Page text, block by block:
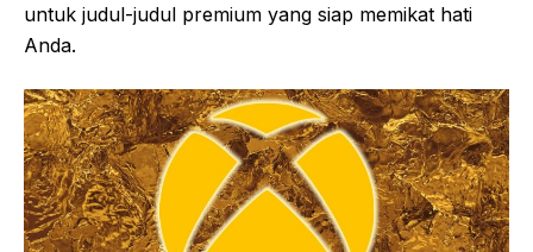
untuk judul-judul premium yang siap memikat hati
Anda.